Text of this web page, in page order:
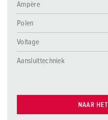
Ampère
Polen
Voltage
Aansluittechniek
NAAR